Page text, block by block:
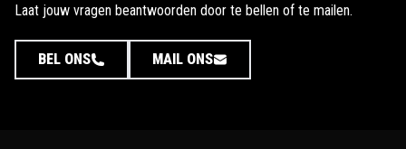
Laat jouw vragen beantwoorden door te bellen of te mailen.
BEL ONS MAIL ONS